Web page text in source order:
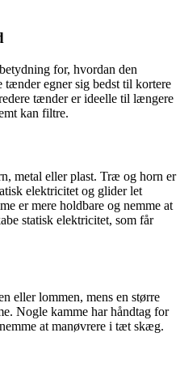
for, hvordan den
egner sig bedst til kortere
tænder er ideelle til længere
kan filtre.
metal eller plast. Træ og horn er
elektricitet og glider let
er mere holdbare og nemme at
statisk elektricitet, som får
eller lommen, mens en større
Nogle kamme har håndtag for
at manøvrere i tæt skæg.